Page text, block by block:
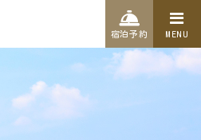
MENU
宿泊予約